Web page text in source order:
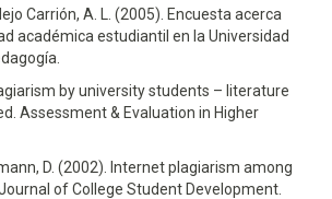
Carrión, A. L. (2005). Encuesta acerca
académica estudiantil en la Universidad
by university students – literature
Assessment & Evaluation in Higher
D. (2002). Internet plagiarism among
of College Student Development.